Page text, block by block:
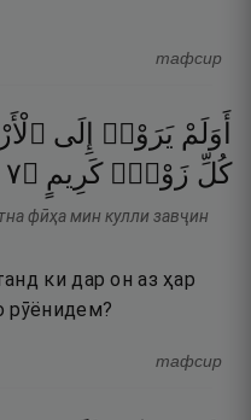
тафсир
أَوَلَمْ يَرَوْا۟ إِلَى
كُلِّ زَوْجٍۢ كَرِيمٍ ۝٧
фӣҳа мин кулли завҷин
ки дар он аз ҳар
рӯёнидем?
тафсир